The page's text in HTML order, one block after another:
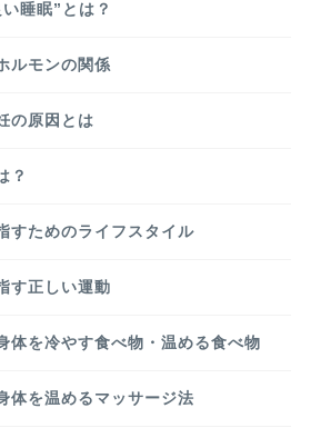
睡眠”とは？
ルモンの関係
の原因とは
？
すためのライフスタイル
す正しい運動
体を冷やす食べ物・温める食べ物
体を温めるマッサージ法